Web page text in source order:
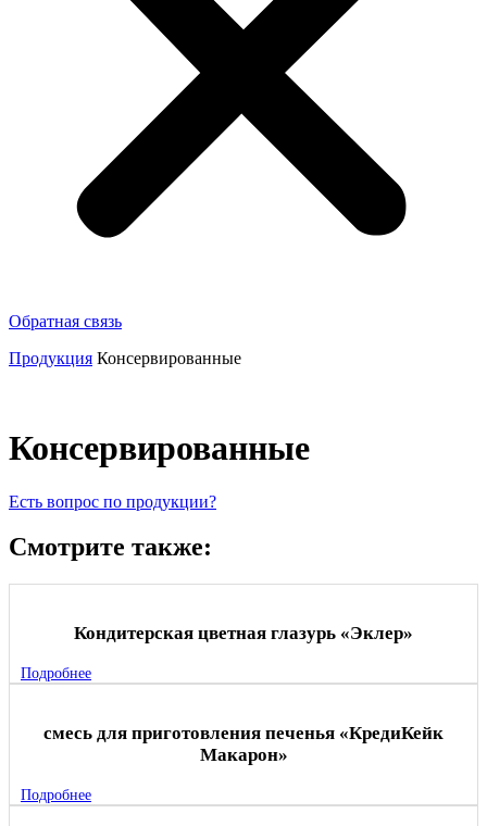
Обратная связь
Продукция Консервированные
Консервированные
Есть вопрос по продукции?
Смотрите также:
Кондитерская цветная глазурь «Эклер»
Подробнее
смесь для приготовления печенья «КредиКейк
Макарон»
Подробнее